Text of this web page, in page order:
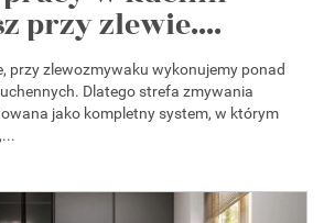
przy zlewie....
przy zlewozmywaku wykonujemy ponad
Dlatego strefa zmywania
jako kompletny system, w którym